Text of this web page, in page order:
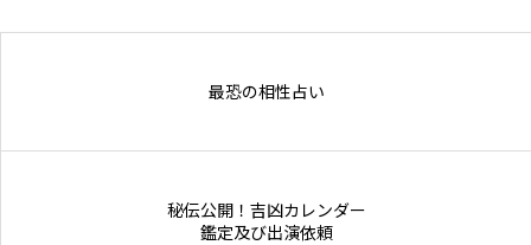
最恐の相性占い
秘伝公開！吉凶カレンダー
鑑定及び出演依頼